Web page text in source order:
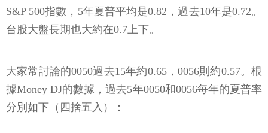
S&P 500指數，5年夏普平均是0.82，過去10年是0.72。
台股大盤長期也大約在0.7上下。
大家常討論的0050過去15年約0.65，0056則約0.57。根
據Money DJ的數據，過去5年0050和0056每年的夏普率
分別如下（四捨五入）：